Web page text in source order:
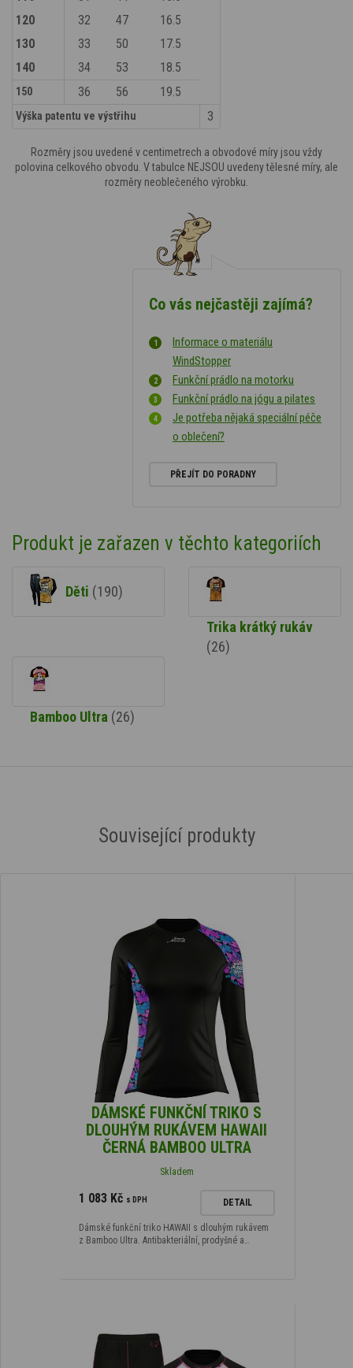
120
32 47
16.5
130
33 50
17.5
140
34 53 18.5
150 36 56 19.5
Výška patentu ve výstřihu 3
Rozměry jsou uvedené v centimetrech a obvodové míry jsou vždy
polovina celkového obvodu. V tabulce NEJSOU uvedeny tělesné míry, ale
rozměry neoblečeného výrobku.
Co vás nejčastěji zajímá?
Informace o materiálu
WindStopper
Funkční prádlo na motorku
Funkční prádlo na jógu a pilates
Je potřeba nějaká speciální péče
o oblečení?
PŘEJÍT DO PORADNY
Produkt je zařazen v těchto kategoriích
Děti (190)
Trika krátký rukáv
(26)
Bamboo Ultra (26)
Související produkty
DÁMSKÉ FUNKČNÍ TRIKO S
DLOUHÝM RUKÁVEM HAWAII
ČERNÁ BAMBOO ULTRA
Skladem
1 083 Kč s DPH DETAIL
Dámské funkční triko HAWAII s dlouhým rukávem
z Bamboo Ultra. Antibakteriální, prodyšné a…